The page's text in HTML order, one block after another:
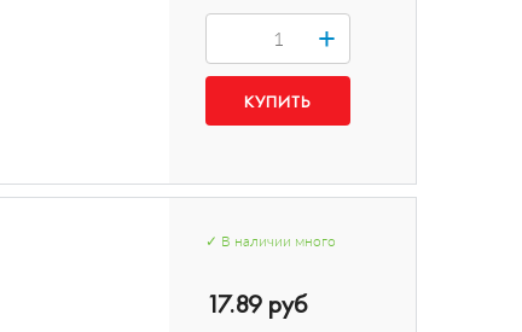
+
✓ В наличии много
17.89 руб